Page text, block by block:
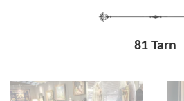
81 Tarn